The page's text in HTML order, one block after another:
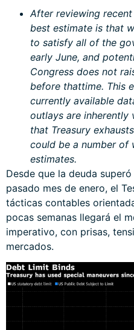
After reviewing
best estimate is that
to satisfy all of the
early June, and
Congress does not
before thattime. This
currently available
outlays are inherently
that Treasury
could be a number of
estimates.
Desde que la deuda
pasado mes de enero, el
tácticas contables
pocas semanas llegará el
imperativo, con prisas,
mercados.